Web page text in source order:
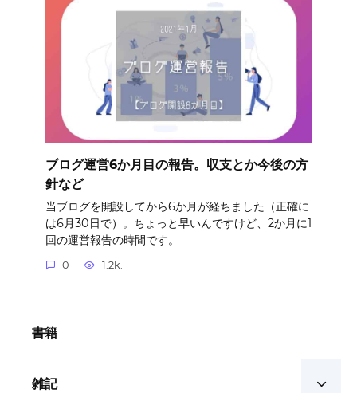
ブログ運営6か月目の報告。収支とか今後の方
針など
当ブログを開設してから6か月が経ちました（正確に
は6月30日で）。ちょっと早いんですけど、2か月に1
回の運営報告の時間です。
0 1.2k.
書籍
雑記